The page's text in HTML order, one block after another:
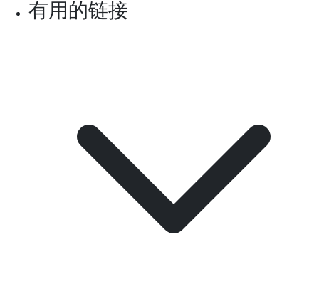
有用的链接